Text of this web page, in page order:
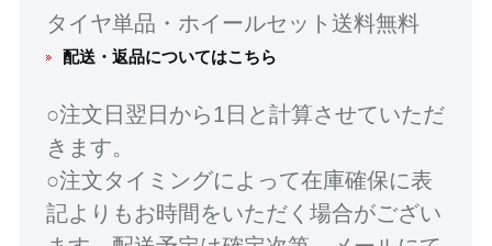
タイヤ単品・ホイールセット送料無料
配送・返品についてはこちら
○注文日翌日から1日と計算させていただ
きます。
○注文タイミングによって在庫確保に表
記よりもお時間をいただく場合がござい